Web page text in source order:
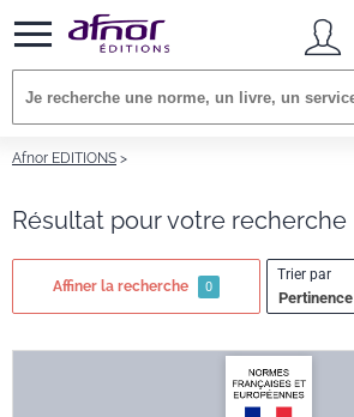
Afnor EDITIONS
Résultat pour votre recherche
Affiner la recherche 0
Trier par
Pertinence